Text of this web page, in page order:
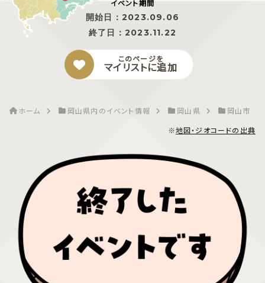
イベント期間
開始日： 2023.09.06
終了日： 2023.11.22
このページを
マイリストに追加
ホーム 岡山県内のイベント情報 岡山県
岡山市
※地図・ジオコードの出典